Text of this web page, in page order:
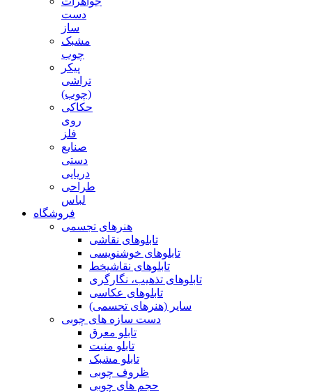
دست
ساز
مشبک
چوب
پیکر
تراشی
(چوب)
حکاکی
روی
فلز
صنایع
دستی
دریایی
طراحی
لباس
فروشگاه
هنرهای تجسمی
تابلوهای نقاشی
تابلوهای خوشنویسی
تابلوهای نقاشیخط
تابلوهای تذهیب، نگارگری
تابلوهای عکاسی
سایر (هنرهای تجسمی)
دست سازه های چوبی
تابلو معرق
تابلو منبت
تابلو مشبک
ظروف چوبی
حجم های چوبی